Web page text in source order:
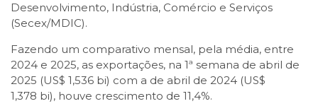
Desenvolvimento, Indústria, Comércio e Serviços
(Secex/MDIC).
Fazendo um comparativo mensal, pela média, entre
2024 e 2025, as exportações, na 1ª semana de abril de
2025 (US$ 1,536 bi) com a de abril de 2024 (US$
1,378 bi), houve crescimento de 11,4%.